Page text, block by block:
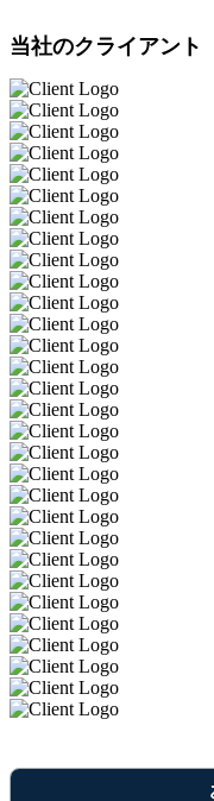
当社のクライアント